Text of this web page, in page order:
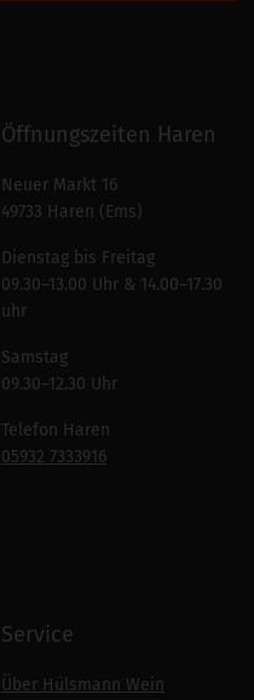
Öffnungszeiten Haren
Neuer Markt 16
49733 Haren (Ems)
Dienstag bis Freitag
09.30–13.00 Uhr & 14.00–17.30
uhr
Samstag
09.30–12.30 Uhr
Telefon Haren
05932 7333916
Service
Über Hülsmann Wein